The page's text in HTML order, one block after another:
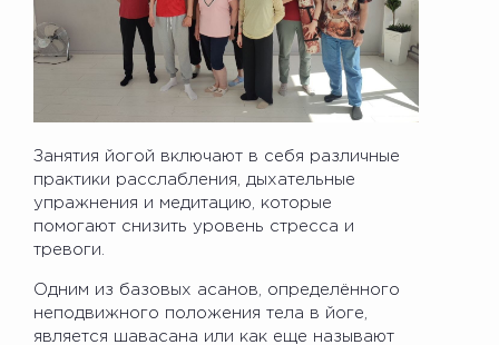
Занятия йогой включают в себя различные
практики расслабления, дыхательные
упражнения и медитацию, которые
помогают снизить уровень стресса и
тревоги.
Одним из базовых асанов, определённого
неподвижного положения тела в йоге,
является шавасана или как еще называют